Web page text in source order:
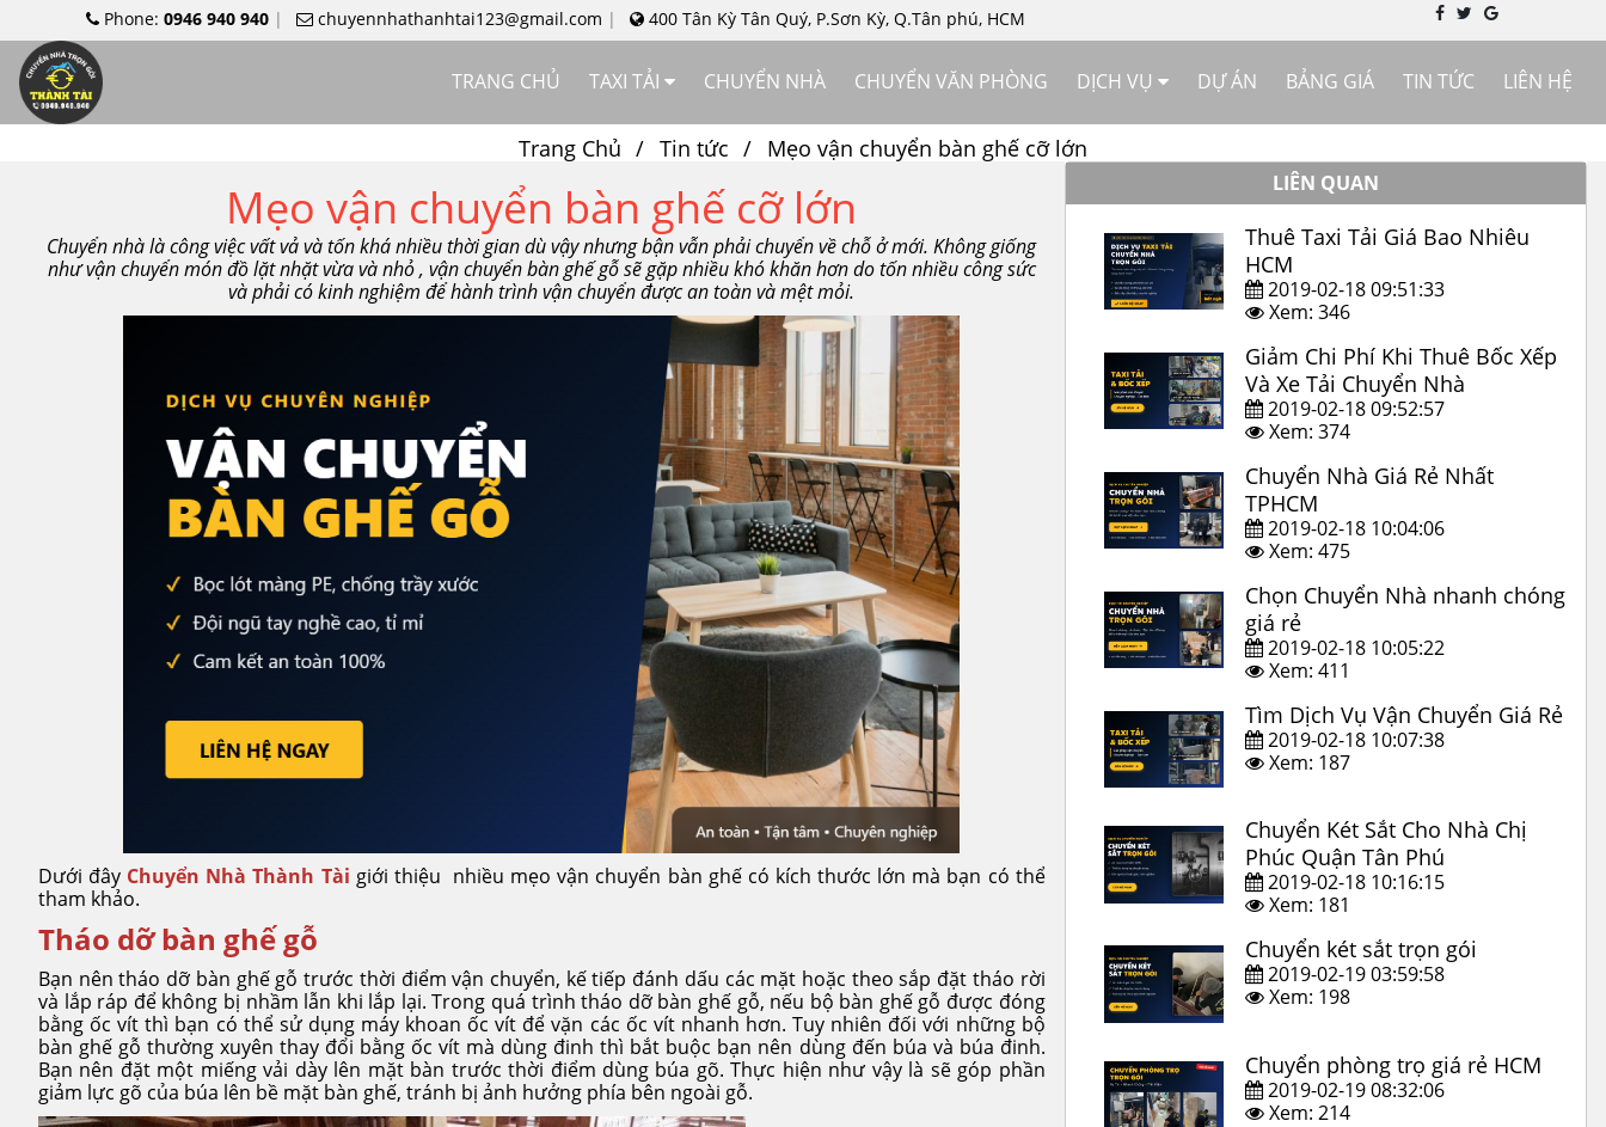
Phone: 0946 940 940 chuyennhathanhtai123@gmail.com 400 Tân Kỳ Tân Quý, P.Sơn Kỳ, Q.Tân phú, HCM
TRANG CHỦ TAXI TẢI CHUYỂN NHÀ CHUYỂN VĂN PHÒNG DỊCH VỤ DỰ ÁN BẢNG GIÁ TIN TỨC LIÊN HỆ
Trang Chủ Tin tức Mẹo vận chuyển bàn ghế cỡ lớn
Mẹo vận chuyển bàn ghế cỡ lớn
Chuyển nhà là công việc vất vả và tốn khá nhiều thời gian dù vậy nhưng bận vẫn phải chuyển về chỗ ở mới. Không giống
như vận chuyển món đồ lặt nhặt vừa và nhỏ , vận chuyển bàn ghế gỗ sẽ gặp nhiều khó khăn hơn do tốn nhiều công sức
và phải có kinh nghiệm để hành trình vận chuyển được an toàn và mệt mỏi.
Dưới đây Chuyển Nhà Thành Tài giới thiệu nhiều mẹo vận chuyển bàn ghế có kích thước lớn mà bạn có thể
tham khảo.
Tháo dỡ bàn ghế gỗ
Bạn nên tháo dỡ bàn ghế gỗ trước thời điểm vận chuyển, kế tiếp đánh dấu các mặt hoặc theo sắp đặt tháo rời
và lắp ráp để không bị nhầm lẫn khi lắp lại. Trong quá trình tháo dỡ bàn ghế gỗ, nếu bộ bàn ghế gỗ được đóng
bằng ốc vít thì bạn có thể sử dụng máy khoan ốc vít để vặn các ốc vít nhanh hơn. Tuy nhiên đối với những bộ
bàn ghế gỗ thường xuyên thay đổi bằng ốc vít mà dùng đinh thì bắt buộc bạn nên dùng đến búa và búa đinh.
Bạn nên đặt một miếng vải dày lên mặt bàn trước thời điểm dùng búa gõ. Thực hiện như vậy là sẽ góp phần
giảm lực gõ của búa lên bề mặt bàn ghế, tránh bị ảnh hưởng phía bên ngoài gỗ.
LIÊN QUAN
Thuê Taxi Tải Giá Bao Nhiêu
HCM
2019-02-18 09:51:33
Xem: 346
Giảm Chi Phí Khi Thuê Bốc Xếp
Và Xe Tải Chuyển Nhà
2019-02-18 09:52:57
Xem: 374
Chuyển Nhà Giá Rẻ Nhất
TPHCM
2019-02-18 10:04:06
Xem: 475
Chọn Chuyển Nhà nhanh chóng
giá rẻ
2019-02-18 10:05:22
Xem: 411
Tìm Dịch Vụ Vận Chuyển Giá Rẻ
2019-02-18 10:07:38
Xem: 187
Chuyển Két Sắt Cho Nhà Chị
Phúc Quận Tân Phú
2019-02-18 10:16:15
Xem: 181
Chuyển két sắt trọn gói
2019-02-19 03:59:58
Xem: 198
Chuyển phòng trọ giá rẻ HCM
2019-02-19 08:32:06
Xem: 214